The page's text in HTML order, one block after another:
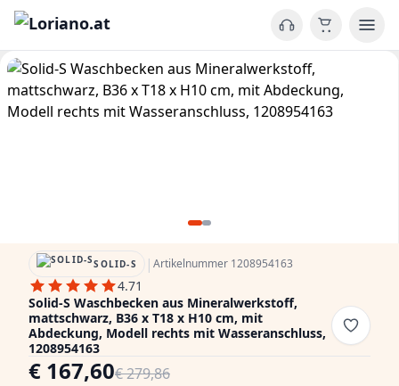
SOLID-S | Artikelnummer 1208954163
4.71
Solid-S Waschbecken aus Mineralwerkstoff,
mattschwarz, B36 x T18 x H10 cm, mit
Abdeckung, Modell rechts mit Wasseranschluss,
1208954163
€ 167,60€ 279,86